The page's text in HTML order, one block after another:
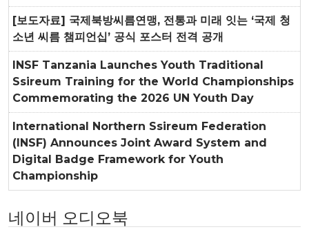
[보도자료] 국제북방씨름연맹, 전통과 미래 잇는 ‘국제 청
소년 씨름 챔피언십’ 공식 포스터 전격 공개
INSF Tanzania Launches Youth Traditional
Ssireum Training for the World Championships
Commemorating the 2026 UN Youth Day
International Northern Ssireum Federation
(INSF) Announces Joint Award System and
Digital Badge Framework for Youth
Championship
네이버 오디오북